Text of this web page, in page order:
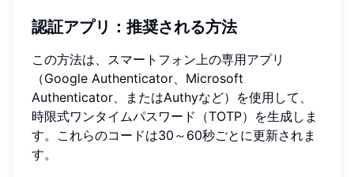
認証アプリ：推奨される方法
この方法は、スマートフォン上の専用アプリ
（Google Authenticator、Microsoft
Authenticator、またはAuthyなど）を使用して、
時限式ワンタイムパスワード（TOTP）を生成しま
す。これらのコードは30～60秒ごとに更新されま
す。